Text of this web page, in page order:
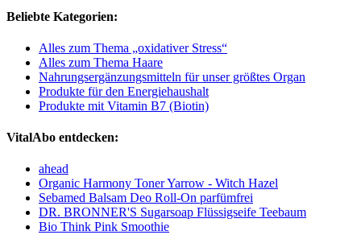
Beliebte Kategorien:
Alles zum Thema „oxidativer Stress“
Alles zum Thema Haare
Nahrungsergänzungsmitteln für unser größtes Organ
Produkte für den Energiehaushalt
Produkte mit Vitamin B7 (Biotin)
VitalAbo entdecken:
ahead
Organic Harmony Toner Yarrow - Witch Hazel
Sebamed Balsam Deo Roll-On parfümfrei
DR. BRONNER'S Sugarsoap Flüssigseife Teebaum
Bio Think Pink Smoothie